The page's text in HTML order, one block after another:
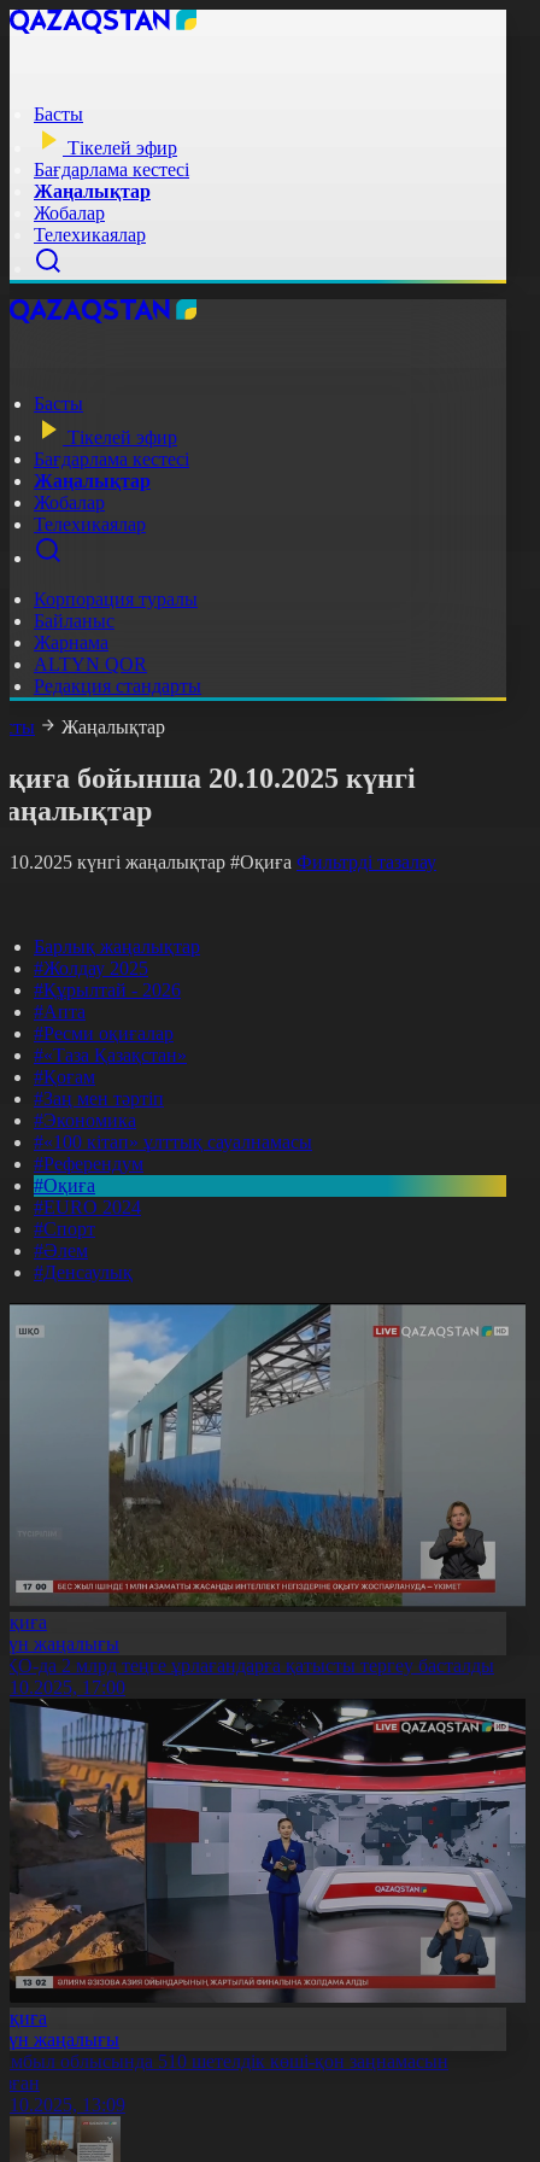
Басты
Тікелей эфир
Бағдарлама кестесі
Жаңалықтар
Жобалар
Телехикаялар
Басты
Тікелей эфир
Бағдарлама кестесі
Жаңалықтар
Жобалар
Телехикаялар
Корпорация туралы
Байланыс
Жарнама
ALTYN QOR
Редакция стандарты
Жаңалықтар
бойынша 20.10.2025 күнгі
күнгі жаңалықтар #Оқиға Фильтрді тазалау
Барлық жаңалықтар
#Жолдау 2025
#Құрылтай - 2026
#Апта
#Ресми оқиғалар
#«Таза Қазақстан»
#Қоғам
#Заң мен тәртіп
#Экономика
#«100 кітап» ұлттық сауалнамасы
#Референдум
#Оқиға
#EURO 2024
#Спорт
#Әлем
#Денсаулық
жаңалығы
да 2 млрд теңге ұрлағандарға қатысты тергеу басталды
17:00
жаңалығы
облысында 510 шетелдік көші-қон заңнамасын
13:09